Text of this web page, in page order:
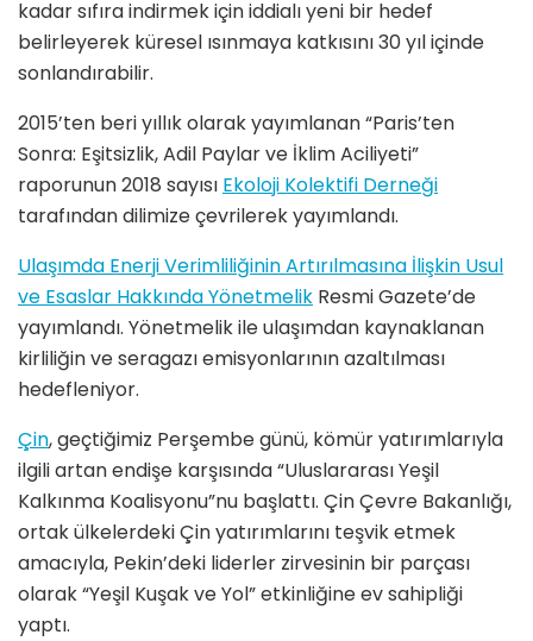
kadar sıfıra indirmek için iddialı yeni bir hedef
belirleyerek küresel ısınmaya katkısını 30 yıl içinde
sonlandırabilir.
2015’ten beri yıllık olarak yayımlanan “Paris’ten
Sonra: Eşitsizlik, Adil Paylar ve İklim Aciliyeti”
raporunun 2018 sayısı Ekoloji Kolektifi Derneği
tarafından dilimize çevrilerek yayımlandı.
Ulaşımda Enerji Verimliliğinin Artırılmasına İlişkin Usul
ve Esaslar Hakkında Yönetmelik Resmi Gazete’de
yayımlandı. Yönetmelik ile ulaşımdan kaynaklanan
kirliliğin ve seragazı emisyonlarının azaltılması
hedefleniyor.
Çin, geçtiğimiz Perşembe günü, kömür yatırımlarıyla
ilgili artan endişe karşısında “Uluslararası Yeşil
Kalkınma Koalisyonu”nu başlattı. Çin Çevre Bakanlığı,
ortak ülkelerdeki Çin yatırımlarını teşvik etmek
amacıyla, Pekin’deki liderler zirvesinin bir parçası
olarak “Yeşil Kuşak ve Yol” etkinliğine ev sahipliği
yaptı.